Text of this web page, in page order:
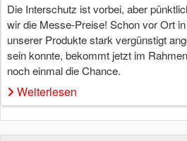
Die Interschutz ist vorbei, aber
wir die Messe-Preise! Schon vor Ort
unserer Produkte stark vergünstigt
sein konnte, bekommt jetzt im
noch einmal die Chance.
Weiterlesen